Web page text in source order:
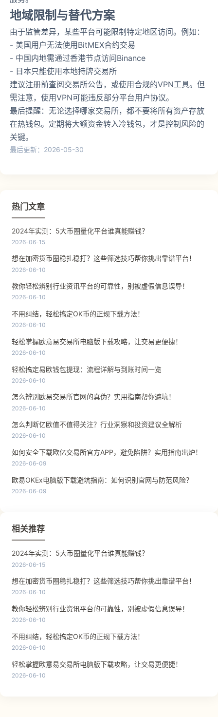
地域限制与替代方案
由于监管差异，某些平台可能限制特定地区访问。例如：
- 美国用户无法使用BitMEX合约交易
- 中国内地需通过香港节点访问Binance
- 日本只能使用本地持牌交易所
建议注册前查阅交易所公告，或使用合规的VPN工具。但
需注意，使用VPN可能违反部分平台用户协议。
最后提醒：无论选择哪家交易所，都不要将所有资产存放
在热钱包。定期将大额资金转入冷钱包，才是控制风险的
关键。
最后更新：2026-05-30
热门文章
2024年实测：5大币圈量化平台谁真能赚钱？
2026-06-15
想在加密货币圈稳扎稳打？这些筛选技巧帮你挑出靠谱平台！
2026-06-10
教你轻松辨别行业资讯平台的可靠性，别被虚假信息误导！
2026-06-10
不用纠结，轻松搞定OK币的正规下载方法！
2026-06-10
轻松掌握欧意易交易所电脑版下载攻略，让交易更便捷！
2026-06-10
轻松搞定易欧钱包提现：流程详解与到账时间一览
2026-06-10
怎么辨别欧易交易所官网的真伪？实用指南帮你避坑！
2026-06-10
怎么判断亿欧值不值得关注？行业洞察和投资建议全解析
2026-06-10
如何安全下载欧亿交易所官方APP，避免陷阱？实用指南出炉！
2026-06-09
欧易OKEx电脑版下载避坑指南：如何识别官网与防范风险？
2026-06-09
相关推荐
2024年实测：5大币圈量化平台谁真能赚钱？
2026-06-15
想在加密货币圈稳扎稳打？这些筛选技巧帮你挑出靠谱平台！
2026-06-10
教你轻松辨别行业资讯平台的可靠性，别被虚假信息误导！
2026-06-10
不用纠结，轻松搞定OK币的正规下载方法！
2026-06-10
轻松掌握欧意易交易所电脑版下载攻略，让交易更便捷！
2026-06-10